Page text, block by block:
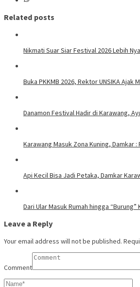
Related posts
Nikmati Suar Siar Festival 2026 Lebih
Buka PKKMB 2026, Rektor UNSIKA Ajak
Danamon Festival Hadir di Karawang,
Karawang Masuk Zona Kuning, Damkar
Api Kecil Bisa Jadi Petaka, Damkar
Dari Ular Masuk Rumah hingga
Leave a Reply
Your email address will not be published.
Comment